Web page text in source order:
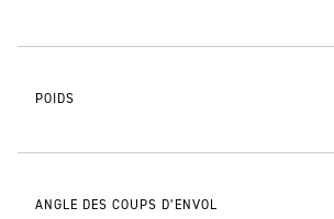
POIDS
ANGLE DES COUPS D’ENVOL